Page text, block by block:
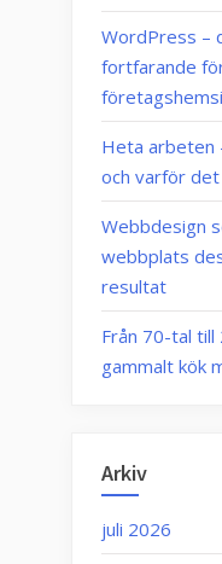
WordPress –
fortfarande
Heta arbeten
och varför
Webbdesign
webbplats
resultat
Från 70-tal
gammalt kök
Arkiv
juli 2026